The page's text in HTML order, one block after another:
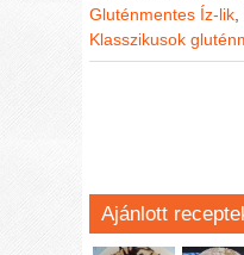
Gluténmentes Íz-lik
Klasszikusok
Ajánlott